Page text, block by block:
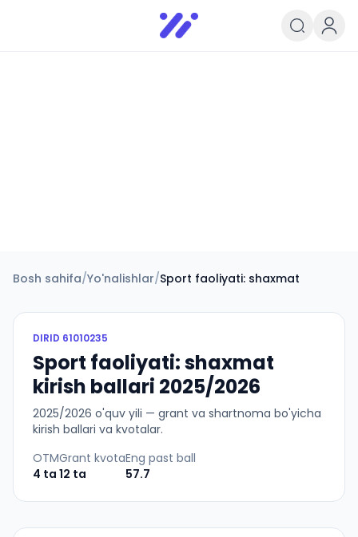
Infoedu
Ta&#039;lim xabarlari va
Bosh sahifa/Yo'nalishlar/Sport faoliyati: shaxmat
DIRID 61010235
Sport faoliyati: shaxmat
kirish ballari 2025/2026
2025/2026 o'quv yili — grant va shartnoma bo'yicha
kirish ballari va kvotalar.
OTM
4 ta
Grant kvota
12 ta
Eng past ball
57.7